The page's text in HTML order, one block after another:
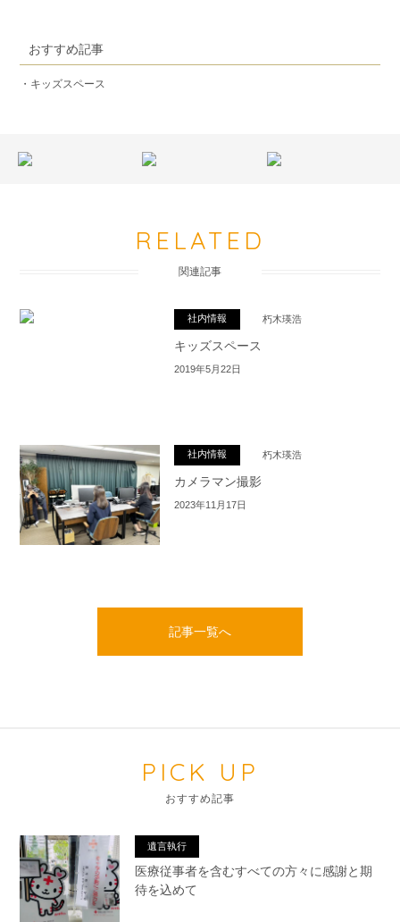
おすすめ記事
・キッズスペース
RELATED
関連記事
社内情報 朽木瑛浩
キッズスペース
2019年5月22日
社内情報 朽木瑛浩
カメラマン撮影
2023年11月17日
記事一覧へ
PICK UP
おすすめ記事
遺言執行
医療従事者を含むすべての方々に感謝と期
待を込めて